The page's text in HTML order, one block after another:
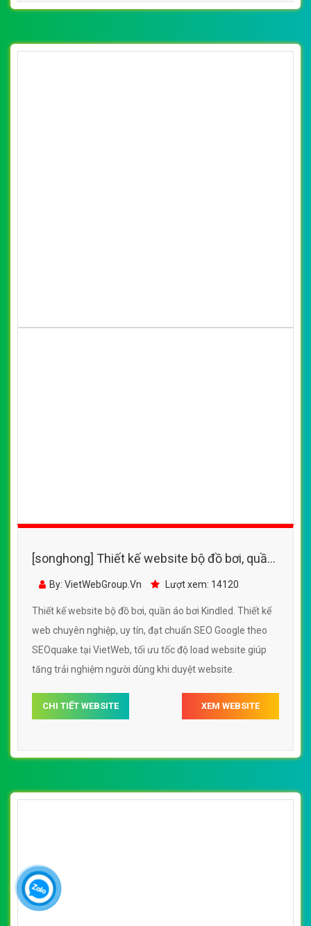
[songhong] Thiết kế website bộ đồ bơi, quần
áo bơi Kindled
By: VietWebGroup.Vn Lượt xem: 14120
Thiết kế website bộ đồ bơi, quần áo bơi Kindled. Thiết kế
web chuyên nghiệp, uy tín, đạt chuẩn SEO Google theo
SEOquake tại VietWeb, tối ưu tốc độ load website giúp
tăng trải nghiệm người dùng khi duyệt website.
CHI TIẾT WEBSITE XEM WEBSITE